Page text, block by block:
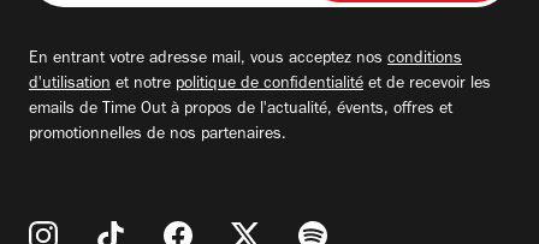
adresse
En entrant votre adresse mail, vous acceptez nos conditions
d'utilisation et notre politique de confidentialité et de recevoir les
emails de Time Out à propos de l'actualité, évents, offres et
promotionnelles de nos partenaires.